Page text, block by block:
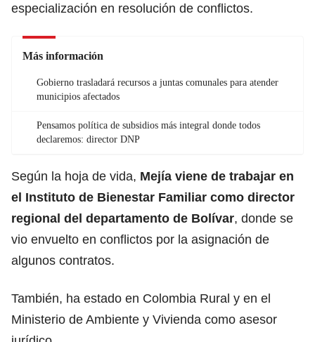
especialización en resolución de conflictos.
Más información
Gobierno trasladará recursos a juntas comunales para atender
municipios afectados
Pensamos política de subsidios más integral donde todos
declaremos: director DNP
Según la hoja de vida, Mejía viene de trabajar en
el Instituto de Bienestar Familiar como director
regional del departamento de Bolívar, donde se
vio envuelto en conflictos por la asignación de
algunos contratos.
También, ha estado en Colombia Rural y en el
Ministerio de Ambiente y Vivienda como asesor